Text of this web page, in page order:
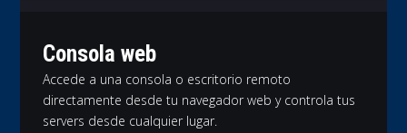
Consola web
Accede a una consola o escritorio remoto
directamente desde tu navegador web y controla tus
servers desde cualquier lugar.